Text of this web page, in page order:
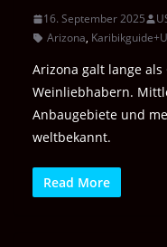
16. September 2025
Arizona,
Arizona galt lange
Weinliebhabern.
Anbaugebiete und
weltbekannt.
Read More